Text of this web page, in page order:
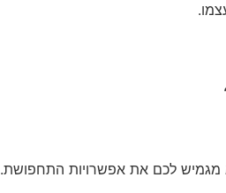
מגמיש לכם את אפשרויות התחפושת.